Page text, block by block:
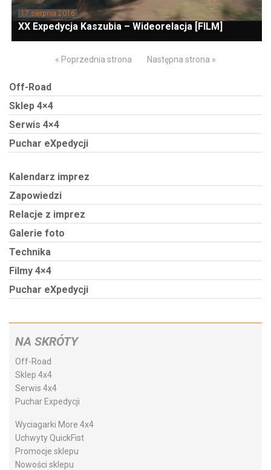
17 sierpnia 2016
XX Expedycja Kaszubia – Wideorelacja [FILM]
« Poprzednia strona Następna strona »
Off-Road
Sklep 4×4
Serwis 4×4
Puchar eXpedycji
Kalendarz imprez
Zapowiedzi
Relacje z imprez
Galerie foto
Technika
Filmy 4×4
Puchar eXpedycji
NA SKRÓTY
Off-Road
Sklep 4x4
Serwis 4x4
Puchar Expedycji
Wyciagarki More 4x4
Uchwyty QuickFist
Promocje sklepu
Nowości sklepu